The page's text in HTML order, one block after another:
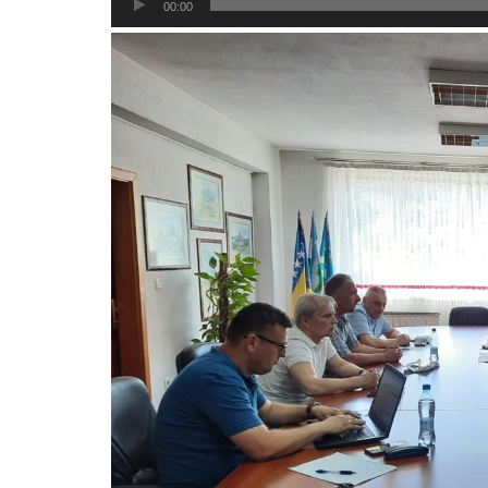
Player
00:00